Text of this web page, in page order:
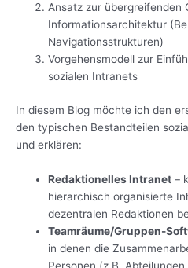
Ansatz zur übergreifenden
Informationsarchitektur
Navigationsstrukturen)
Vorgehensmodell zur
sozialen Intranets
In diesem Blog möchte ich den
den typischen Bestandteilen
und erklären:
Redaktionelles Intranet –
hierarchisch organisierte
dezentralen Redaktionen
Teamräume/Gruppen-
in denen die
Personen (z.B.